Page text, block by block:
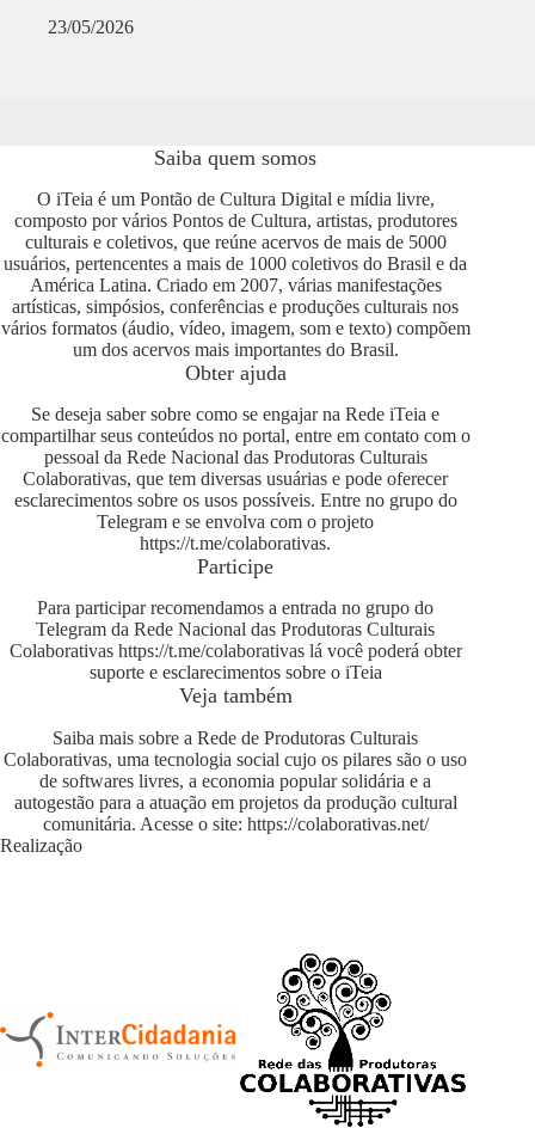
23/05/2026
Saiba quem somos
O iTeia é um Pontão de Cultura Digital e mídia livre,
composto por vários Pontos de Cultura, artistas, produtores
culturais e coletivos, que reúne acervos de mais de 5000
usuários, pertencentes a mais de 1000 coletivos do Brasil e da
América Latina. Criado em 2007, várias manifestações
artísticas, simpósios, conferências e produções culturais nos
vários formatos (áudio, vídeo, imagem, som e texto) compõem
um dos acervos mais importantes do Brasil.
Obter ajuda
Se deseja saber sobre como se engajar na Rede iTeia e
compartilhar seus conteúdos no portal, entre em contato com o
pessoal da Rede Nacional das Produtoras Culturais
Colaborativas, que tem diversas usuárias e pode oferecer
esclarecimentos sobre os usos possíveis. Entre no grupo do
Telegram e se envolva com o projeto
https://t.me/colaborativas.
Participe
Para participar recomendamos a entrada no grupo do
Telegram da Rede Nacional das Produtoras Culturais
Colaborativas https://t.me/colaborativaslá você poderá obter
suporte e esclarecimentos sobre o iTeia
Veja também
Saiba mais sobre a Rede de Produtoras Culturais
Colaborativas, uma tecnologia social cujo os pilares são o uso
de softwares livres, a economia popular solidária e a
autogestão para a atuação em projetos da produção cultural
comunitária. Acesse o site: https://colaborativas.net/
Realização